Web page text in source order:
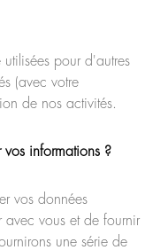
utilisées pour d'autres
(avec votre
de nos activités.
vos informations ?
vos données
avec vous et de fournir
une série de